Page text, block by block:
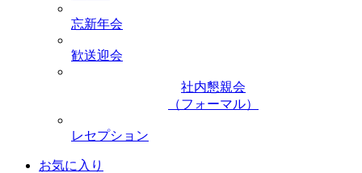
忘新年会
歓送迎会
社内懇親会
（フォーマル）
レセプション
お気に入り